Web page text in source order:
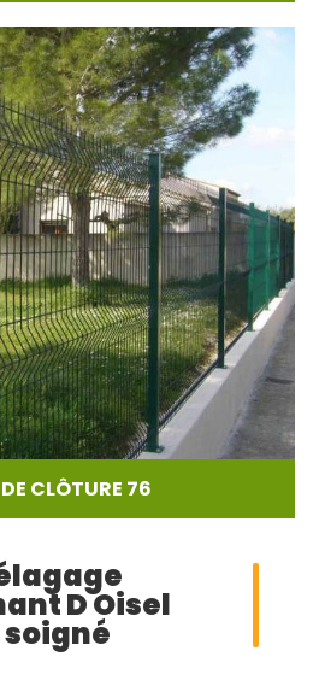
CLÔTURE 76
D Oisel